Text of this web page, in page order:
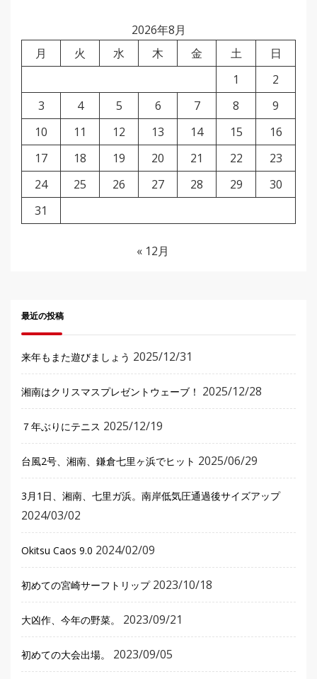
2026年8月
月
火 水 木 金 土
日
1
2
3
4 5 6 7 8
9
10
11 12 13 14 15
16
17
18 19 20 21 22
23
24
25 26 27 28 29
30
31
« 12月
最近の投稿
来年もまた遊びましょう 2025/12/31
湘南はクリスマスプレゼントウェーブ！ 2025/12/28
７年ぶりにテニス 2025/12/19
台風2号、湘南、鎌倉七里ヶ浜でヒット 2025/06/29
3月1日、湘南、七里ガ浜。南岸低気圧通過後サイズアップ
2024/03/02
Okitsu Caos 9.0 2024/02/09
初めての宮崎サーフトリップ 2023/10/18
大凶作、今年の野菜。 2023/09/21
初めての大会出場。 2023/09/05